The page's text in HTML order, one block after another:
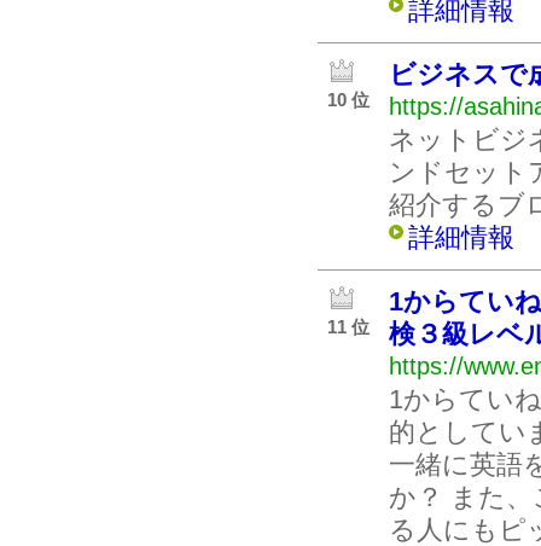
詳細情報
10 位
ビジネスで
https://
ネットビジ
ンドセット
紹介するブ
詳細情報
11 位
1からてい
検３級レベ
https://
1からてい
的としてい
一緒に英語
か？ また
る人にもピ